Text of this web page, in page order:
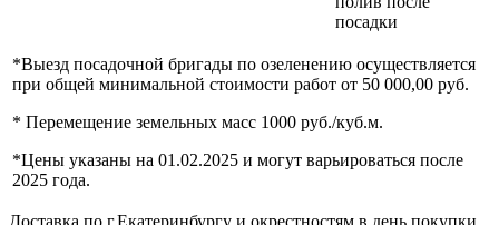
посадки
*Выезд посадочной бригады по озеленению осуществляется
при общей минимальной стоимости работ от 50 000,00 руб.
* Перемещение земельных масс 1000 руб./куб.м.
*Цены указаны на 01.02.2025 и могут варьироваться после
2025 года.
Доставка по г.Екатеринбургу и окрестностям в день покупки